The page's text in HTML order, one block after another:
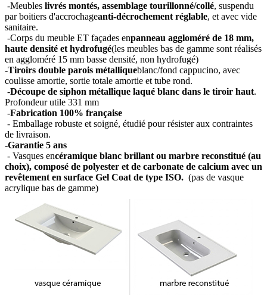
-Meubles livrés montés, assemblage tourillonné/collé, suspendu
par boitiers d'accrochageanti-décrochement réglable, et avec vide
sanitaire.
-Corps du meuble ET façades enpanneau aggloméré de 18 mm,
haute densité et hydrofugé(les meubles bas de gamme sont réalisés
en aggloméré 15 mm basse densité, non hydrofugé)
-Tiroirs double parois métalliqueblanc/fond cappucino, avec
coulisse amortie, sortie totale amortie et tube rond.
-Découpe de siphon métallique laqué blanc dans le tiroir haut.
Profondeur utile 331 mm
-Fabrication 100% française
- Emballage robuste et soigné, étudié pour résister aux contraintes
de livraison.
-Garantie 5 ans
- Vasques encéramique blanc brillant ou marbre reconstitué (au
choix), composé de polyester et de carbonate de calcium avec un
revêtement en surface Gel Coat de type ISO. (pas de vasque
acrylique bas de gamme)